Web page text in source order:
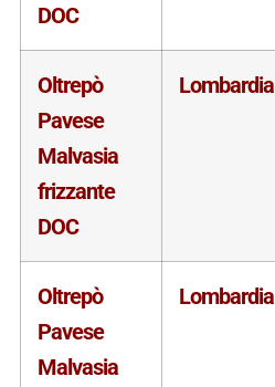
DOC
Oltrepò
Pavese
Malvasia
frizzante
DOC
Lombardia
Oltrepò
Pavese
Malvasia
Lombardia